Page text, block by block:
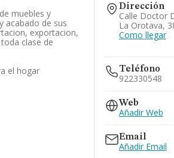
muebles y
acabado de sus
exportacion,
clase de
el hogar
Dirección
Calle Doctor
La Orotava,
Como llegar
Teléfono
922330548
Web
Añadir Web
Email
Añadir Email